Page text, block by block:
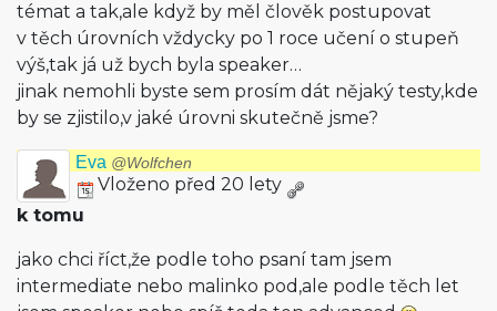
témat a tak,ale když by měl člověk postupovat
v těch úrovních vždycky po 1 roce učení o stupeň
výš,tak já už bych byla speaker…
jinak nemohli byste sem prosím dát nějaký testy,kde
by se zjistilo,v jaké úrovni skutečně jsme?
Eva @Wolfchen
Vloženo před 20 lety
k tomu
jako chci říct,že podle toho psaní tam jsem
intermediate nebo malinko pod,ale podle těch let